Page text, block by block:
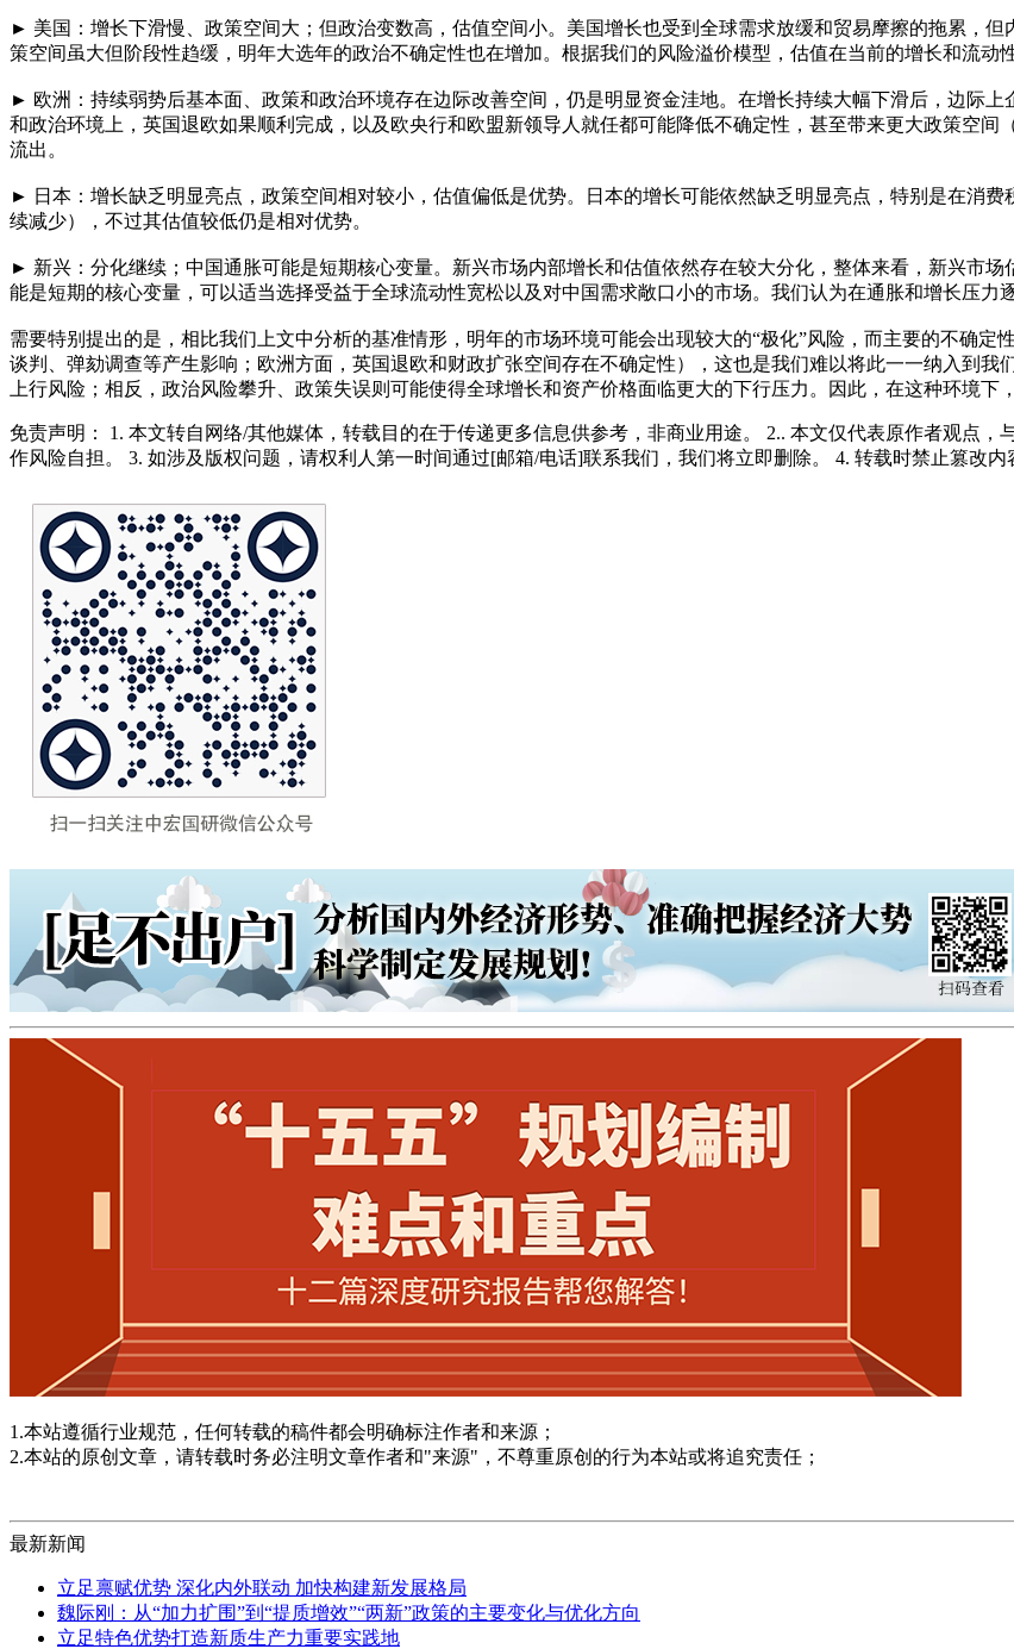
► 美国：增长下滑慢、政策空间大；但政治变数高，估值空间小。美国增长也受到全球需求放缓和贸易摩擦的拖累，
策空间虽大但阶段性趋缓，明年大选年的政治不确定性也在增加。根据我们的风险溢价模型，估值在当前的增长和流动
► 欧洲：持续弱势后基本面、政策和政治环境存在边际改善空间，仍是明显资金洼地。在增长持续大幅下滑后，边际
和政治环境上，英国退欧如果顺利完成，以及欧央行和欧盟新领导人就任都可能降低不确定性，甚至带来更大政策空
流出。
► 日本：增长缺乏明显亮点，政策空间相对较小，估值偏低是优势。日本的增长可能依然缺乏明显亮点，特别是在消
续减少），不过其估值较低仍是相对优势。
► 新兴：分化继续；中国通胀可能是短期核心变量。新兴市场内部增长和估值依然存在较大分化，整体来看，新兴市
能是短期的核心变量，可以适当选择受益于全球流动性宽松以及对中国需求敞口小的市场。我们认为在通胀和增长压力
需要特别提出的是，相比我们上文中分析的基准情形，明年的市场环境可能会出现较大的“极化”风险，而主要的不确
谈判、弹劾调查等产生影响；欧洲方面，英国退欧和财政扩张空间存在不确定性），这也是我们难以将此一一纳入到
上行风险；相反，政治风险攀升、政策失误则可能使得全球增长和资产价格面临更大的下行压力。因此，在这种环境下
免责声明： 1. 本文转自网络/其他媒体，转载目的在于传递更多信息供参考，非商业用途。 2.. 本文仅代表原作者观点
作风险自担。 3. 如涉及版权问题，请权利人第一时间通过[邮箱/电话]联系我们，我们将立即删除。 4. 转载时禁止篡改
1.本站遵循行业规范，任何转载的稿件都会明确标注作者和来源；
2.本站的原创文章，请转载时务必注明文章作者和"来源"，不尊重原创的行为本站或将追究责任；
最新新闻
立足禀赋优势 深化内外联动 加快构建新发展格局
魏际刚：从“加力扩围”到“提质增效”“两新”政策的主要变化与优化方向
立足特色优势打造新质生产力重要实践地